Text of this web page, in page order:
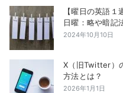
【曜日の英語
日曜：略や暗記
2024年10月10日
X（旧Twitter）
方法とは？
2026年1月1日